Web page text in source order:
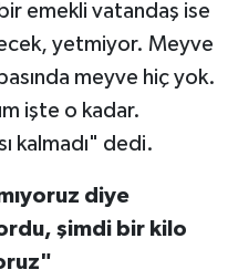
emekli vatandaş ise
yetmiyor. Meyve
meyve hiç yok.
işte o kadar.
kalmadı" dedi.
diye
şimdi bir kilo